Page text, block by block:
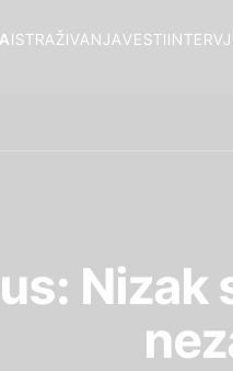
VESTI
ISTRAŽIVANJA